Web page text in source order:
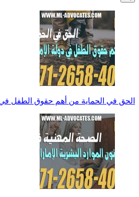
الحق في الحماية من أهم حقوق الطفل في